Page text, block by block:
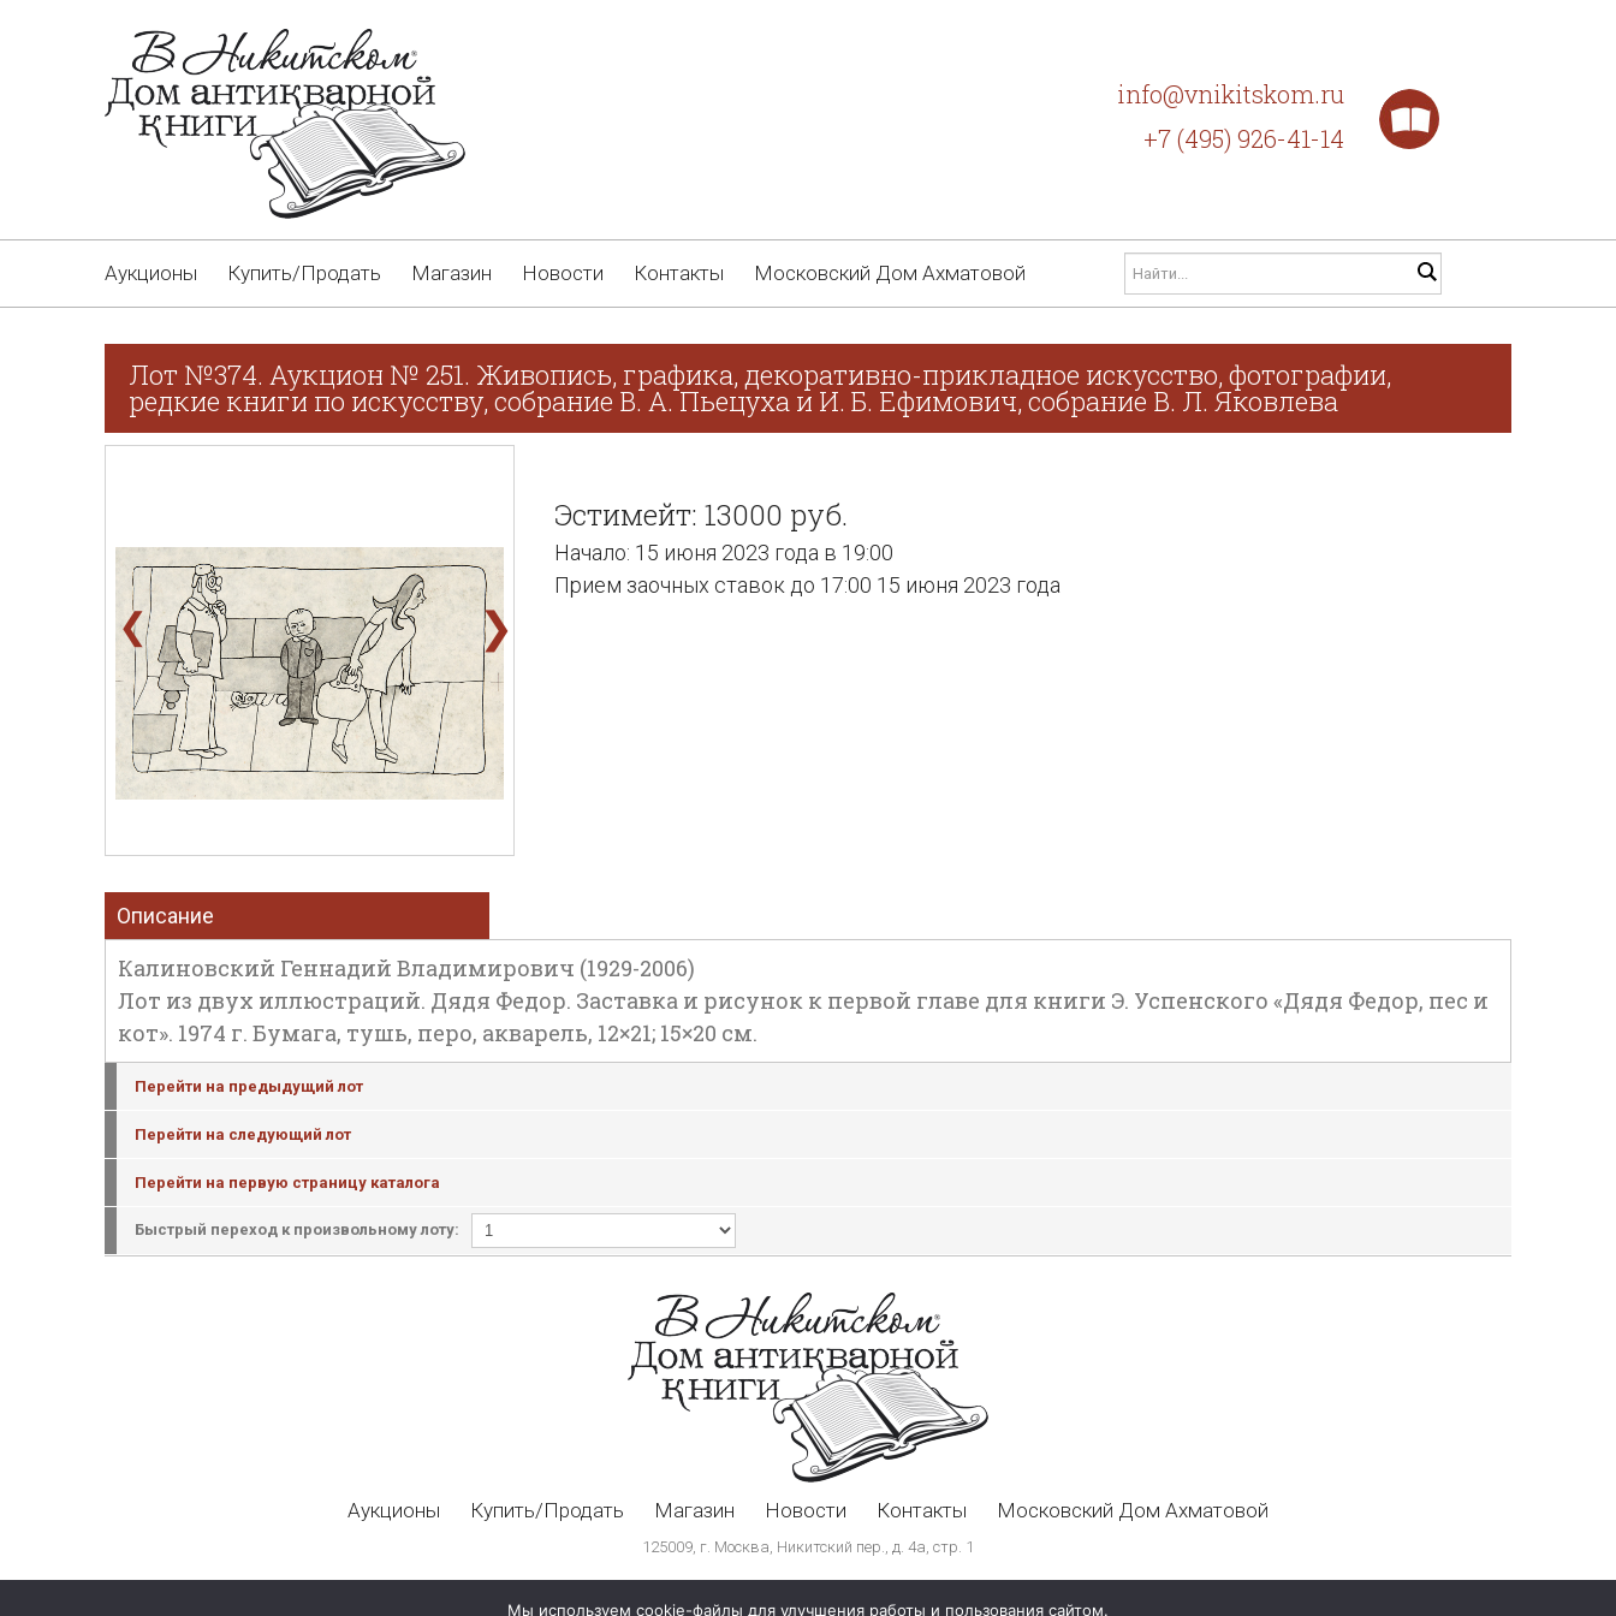
info@vnikitskom.ru
+7 (495) 926-41-14
Аукционы Купить/Продать Магазин Новости Контакты Московский Дом Ахматовой
Лот №374. Аукцион № 251. Живопись, графика, декоративно-прикладное искусство, фотографии,
редкие книги по искусству, собрание В. А. Пьецуха и И. Б. Ефимович, собрание В. Л. Яковлева
❮ ❯
Эстимейт: 13000 руб.
Начало: 15 июня 2023 года в 19:00
Прием заочных ставок до 17:00 15 июня 2023 года
Описание
Калиновский Геннадий Владимирович (1929-2006)
Лот из двух иллюстраций. Дядя Федор. Заставка и рисунок к первой главе для книги Э. Успенского «Дядя Федор, пес и
кот». 1974 г. Бумага, тушь, перо, акварель, 12×21; 15×20 см.
Перейти на предыдущий лот
Перейти на следующий лот
Перейти на первую страницу каталога
Быстрый переход к произвольному лоту:
Аукционы Купить/Продать Магазин Новости Контакты Московский Дом Ахматовой
125009, г. Москва, Никитский пер., д. 4а, стр. 1
Мы используем cookie-файлы для улучшения работы и пользования сайтом.